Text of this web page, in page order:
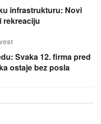
infrastrukturu: Novi
rekreaciju
Svaka 12. firma pred
ostaje bez posla